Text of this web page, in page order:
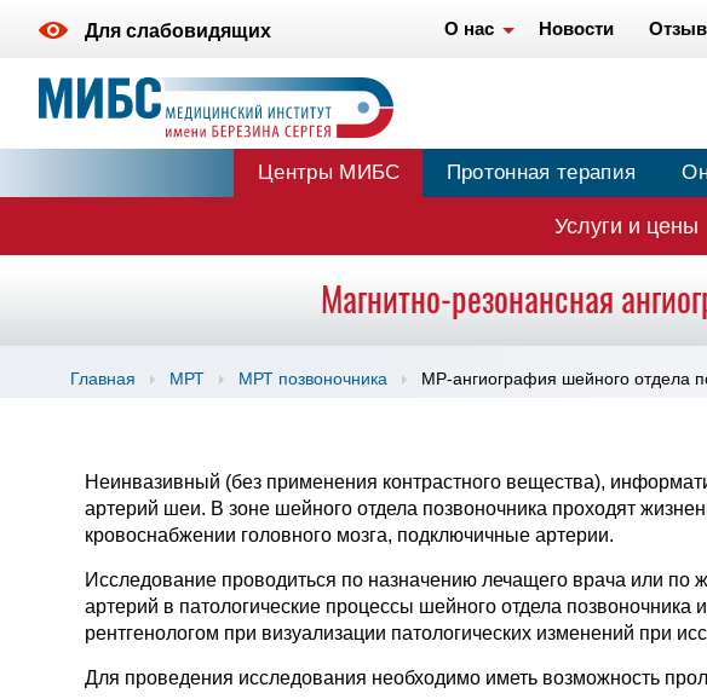
Для слабовидящих О нас Новости
Центры МИБС Протонная терапия
Услуги и цены
Магнитно-резонансная
Главная МРТ МРТ позвоночника МР-ангиография шейного отдела
Неинвазивный (без применения контрастного вещества),
артерий шеи. В зоне шейного отдела позвоночника проходят
кровоснабжении головного мозга, подключичные артерии.
Исследование проводиться по назначению лечащего врача или
артерий в патологические процессы шейного отдела
рентгенологом при визуализации патологических изменений при
Для проведения исследования необходимо иметь возможность